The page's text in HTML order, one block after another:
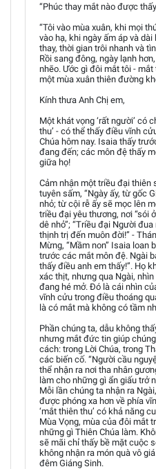
“Phúc thay mắt nào được
“Tôi vào mùa xuân, khi mọi
vào hạ, khi ngày ấm áp và
thay, thời gian trôi nhanh và
Rồi sang đông, ngày lạnh
nhẽo. Ước gì đôi mắt tôi -
một mùa xuân thiên đường
Kính thưa Anh Chị em,
Một khát vọng ‘rất người’ có
thu’ - có thể thấy điều vĩnh
Chúa hôm nay. Isaia thấy
đang đến; các môn đệ thấy
giữa họ!
Cảm nhận một triều đại thiên
tuyên sấm, “Ngày ấy, từ gốc
nhỏ; từ cội rễ ấy sẽ mọc lên
triều đại yêu thương, nơi “sói
dê nhỏ”; “Triều đại Người
thịnh trị đến muôn đời!” -
Mừng, “Mầm non” Isaia loan
trước các mắt môn đệ. Ngài
thấy điều anh em thấy!”. Họ
xác thịt, nhưng qua Ngài,
đang hé mở. Đó là cái nhìn
vĩnh cửu trong điều thoáng
là có mắt mà không có tầm
Phần chúng ta, dẫu không
nhưng mắt đức tin giúp
cách: trong Lời Chúa, trong
các biến cố. “Người cầu
thể nhận ra nơi tha nhân
làm cho những gì ẩn giấu trở
Mỗi lần chúng ta nhận ra
được phóng xa hơn về phía
‘mắt thiên thu’ có khả năng
Mùa Vọng, mùa của đôi mắt
những gì Thiên Chúa làm.
sẽ mãi chỉ thấy bề mặt cuộc
không nhận ra món quà vô
đêm Giáng Sinh.